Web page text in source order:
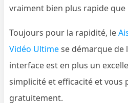
vraiment bien plus rapide que
Toujours pour la rapidité, le
Vidéo Ultimese démarque de
interface est en plus un
simplicité et efficacité et vous
gratuitement.